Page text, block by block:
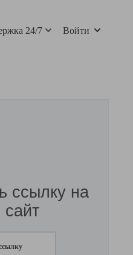
24/7 Войти
ссылку на